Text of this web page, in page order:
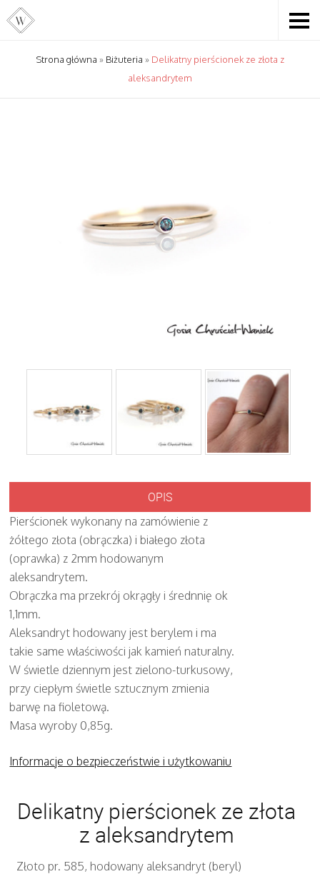
Strona główna » Biżuteria » Delikatny pierścionek ze złota z
aleksandrytem
OPIS
Pierścionek wykonany na zamówienie z
żółtego złota (obrączka) i białego złota
(oprawka) z 2mm hodowanym
aleksandrytem.
Obrączka ma przekrój okrągły i średnnię ok
1,1mm.
Aleksandryt hodowany jest berylem i ma
takie same właściwości jak kamień naturalny.
W świetle dziennym jest zielono-turkusowy,
przy ciepłym świetle sztucznym zmienia
barwę na fioletową.
Masa wyroby 0,85g.
Informacje o bezpieczeństwie i użytkowaniu
Delikatny pierścionek ze złota
z aleksandrytem
Złoto pr. 585, hodowany aleksandryt (beryl)